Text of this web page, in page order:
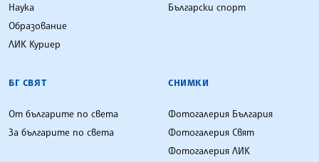
Наука
Образование
ЛИК Куриер
Български спорт
БГ СВЯТ
От българите по света
За българите по света
СНИМКИ
Фотогалерия България
Фотогалерия Свят
Фотогалерия ЛИК